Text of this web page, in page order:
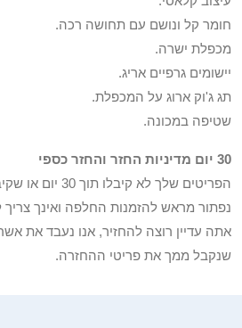
חומר קל ונושם עם תחושה רכה.
מכפלת ישרה.
יישומים גרפיים אריג.
תג ג'וק ארוג על המכפלת.
שטיפה במכונה.
30 יום מדיניות החזר והחזר כספי
הפריטים שלך לא
נפתור מראש להזמנות החלפה ואינך
אתה עדיין רוצה להחזיר, אנו נעבד את
שנקבל ממך את פריטי ההחזרה.